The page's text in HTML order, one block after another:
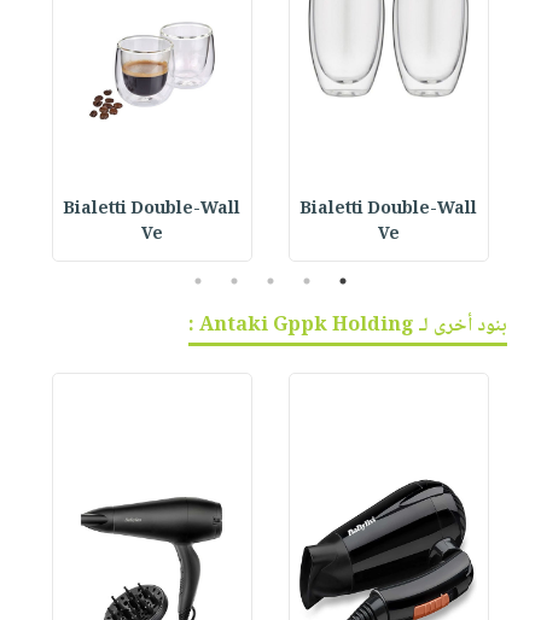
Bialetti Double-Wall
Ve
Bialetti Double-Wall
Ve
1
2
3
4
5
بنود أخرى لـ Antaki Gppk Holding :